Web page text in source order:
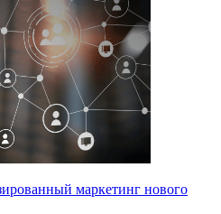
маркетинг нового